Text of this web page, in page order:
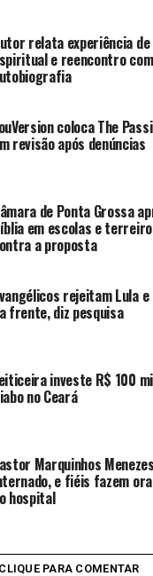
relata experiência
e reencontro
coloca The
revisão após denúncias
de Ponta Grossa
em escolas e
a proposta
rejeitam Lula e
frente, diz pesquisa
investe R$ 100
no Ceará
Marquinhos
e fiéis fazem
hospital
CLIQUE PARA COMENTAR